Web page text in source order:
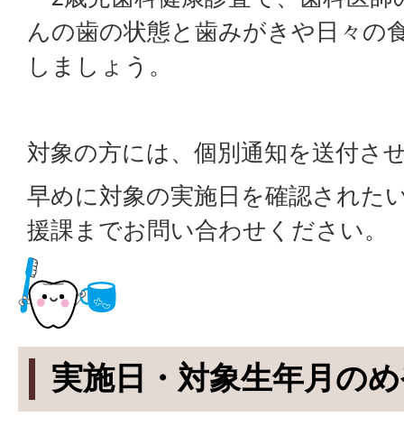
んの歯の状態と歯みがきや日々の
しましょう。
対象の方には、個別通知を送付さ
早めに対象の実施日を確認された
援課までお問い合わせください。
実施日・対象生年月の